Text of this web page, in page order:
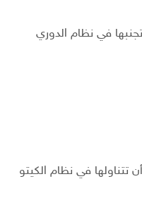
في نظام الدوري
تتناولها في نظام الكيتو